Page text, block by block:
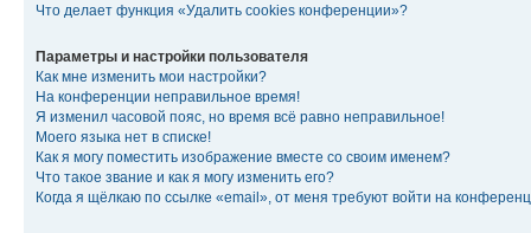
Что делает функция «Удалить cookies конференции»?
Параметры и настройки пользователя
Как мне изменить мои настройки?
На конференции неправильное время!
Я изменил часовой пояс, но время всё равно неправильное!
Моего языка нет в списке!
Как я могу поместить изображение вместе со своим именем?
Что такое звание и как я могу изменить его?
Когда я щёлкаю по ссылке «email», от меня требуют войти на